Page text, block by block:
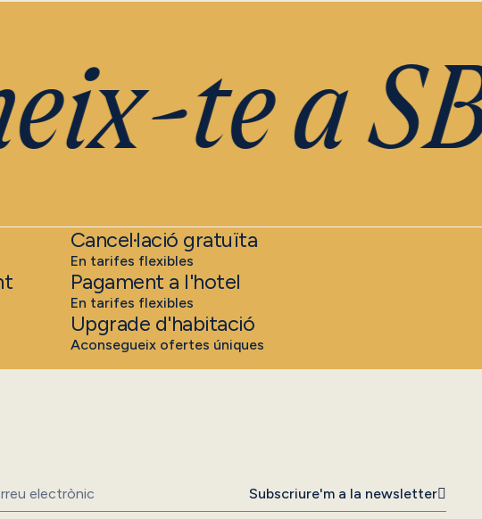
te a SB
Cancel·lació gratuïta
En tarifes flexibles
Pagament a l'hotel
En tarifes flexibles
Upgrade d'habitació
Aconsegueix ofertes úniques
Subscriure'm a la newsletter